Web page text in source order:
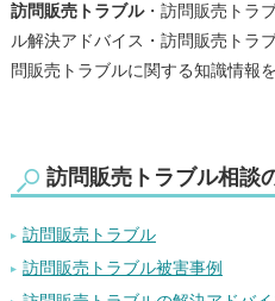
訪問販売トラブル・訪問販売トラ
ル解決アドバイス・訪問販売トラ
問販売トラブルに関する知識情報
訪問販売トラブル相談
訪問販売トラブル
訪問販売トラブル被害事例